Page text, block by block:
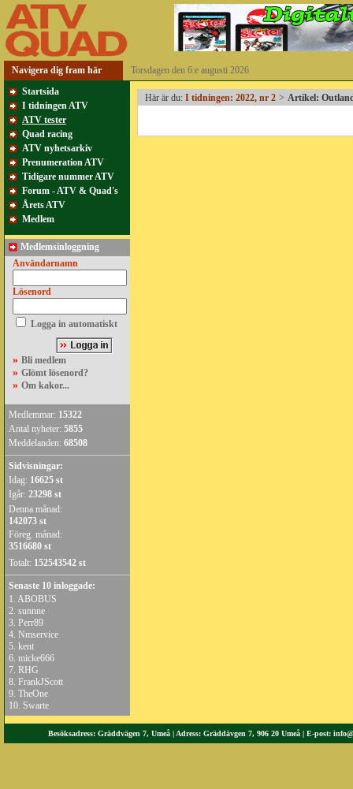
Navigera dig fram här
Torsdagen den 6:e augusti 2026
Startsida
I tidningen ATV
ATV tester
Quad racing
ATV nyhetsarkiv
Prenumeration ATV
Tidigare nummer ATV
Forum - ATV & Quad's
Årets ATV
Medlem
Medlemsinloggning
Användarnamn
Lösenord
Logga in automatiskt
» Bli medlem
» Glömt lösenord?
» Om kakor...
Medlemmar: 15322
Antal nyheter: 5855
Meddelanden: 68508
Sidvisningar:
Idag: 16625 st
Igår: 23298 st
Denna månad:
142073 st
Föreg. månad:
3516680 st
Totalt: 152543542 st
Senaste 10 inloggade:
1. ABOBUS
2. sunnne
3. Perr89
4. Nmservice
5. kent
6. micke666
7. RHG
8. FrankJScott
9. TheOne
10. Swarte
Här är du: I tidningen: 2022, nr 2 > Artikel:
Besöksadress: Gräddvägen 7, Umeå | Adress: Gräddävgen 7, 906 20 Umeå | E-post: